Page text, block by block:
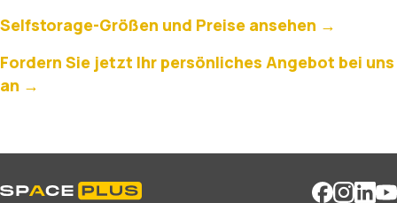
Selfstorage-Größen und Preise ansehen →
Fordern Sie jetzt Ihr persönliches Angebot bei uns
an →